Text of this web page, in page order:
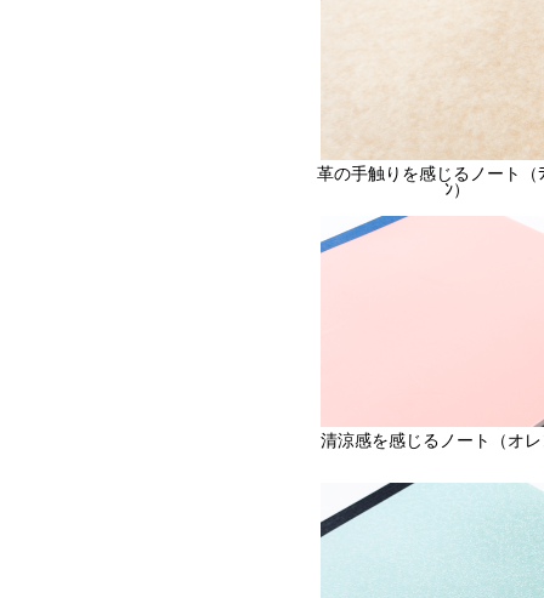
革の手触りを感じるノート（
ﾝ）
清涼感を感じるノート（オ